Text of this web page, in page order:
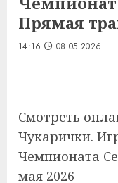
Прямая
14:16 08.05.2026
Смотреть
Чукарички.
Чемпионата
мая 2026